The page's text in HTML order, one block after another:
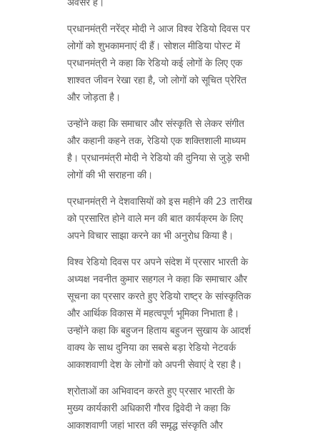
प्रधानमंत्री नरेंद्र मोदी ने आज विश्व रेडियो दिवस पर
लोगों को शुभकामनाएं दी हैं। सोशल मीडिया पोस्ट में
प्रधानमंत्री ने कहा कि रेडियो कई लोगों के लिए एक
शाश्वत जीवन रेखा रहा है, जो लोगों को सूचित प्रेरित
और जोड़ता है।
उन्होंने कहा कि समाचार और संस्कृति से लेकर संगीत
और कहानी कहने तक, रेडियो एक शक्तिशाली माध्यम
है। प्रधानमंत्री मोदी ने रेडियो की दुनिया से जुड़े सभी
लोगों की भी सराहना की।
प्रधानमंत्री ने देशवासियों को इस महीने की 23 तारीख
को प्रसारित होने वाले मन की बात कार्यक्रम के लिए
अपने विचार साझा करने का भी अनुरोध किया है।
विश्व रेडियो दिवस पर अपने संदेश में प्रसार भारती के
अध्यक्ष नवनीत कुमार सहगल ने कहा कि समाचार और
सूचना का प्रसार करते हुए रेडियो राष्ट्र के सांस्कृतिक
और आर्थिक विकास में महत्वपूर्ण भूमिका निभाता है।
उन्होंने कहा कि बहुजन हिताय बहुजन सुखाय के आदर्श
वाक्य के साथ दुनिया का सबसे बड़ा रेडियो नेटवर्क
आकाशवाणी देश के लोगों को अपनी सेवाएं दे रहा है।
श्रोताओं का अभिवादन करते हुए प्रसार भारती के
मुख्य कार्यकारी अधिकारी गौरव द्विवेदी ने कहा कि
आकाशवाणी जहां भारत की समृद्ध संस्कृति और